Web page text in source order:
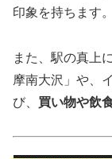
印象を持ちます。
また、駅の真上
摩南大沢」や、
び、 買い物や飲